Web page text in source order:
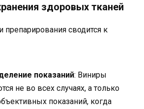
здоровых тканей
препарирования сводится к
показаний: Виниры
не во всех случаях, а только
показаний, когда